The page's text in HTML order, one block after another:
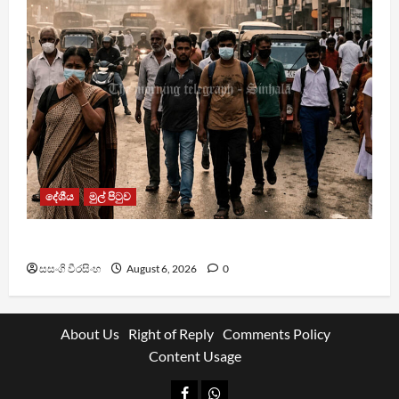
දේශීය මුල් පිටුව
සසංගි වීරසිංහ August 6, 2026 0
About Us Right of Reply Comments Policy
Content Usage
FacebookWhatsapp